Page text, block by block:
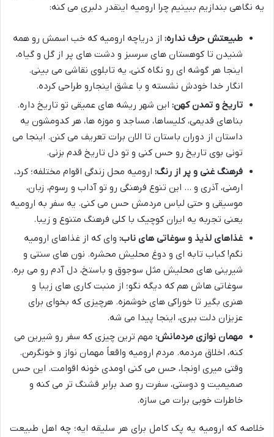
یه نگاهی بندازیم ببینیم چرا ارومیه اینقدر دلبری می کنه:
طبیعتش حرف نداره: از دریاچه ارومیه که خب اسمش رو همه
شنیدن تا کوهستان های سرسبز و دشت های پر از گل و گیاه،
اینجا هر گوشه ای رو نگاه کنی، یه تابلوی نقاشی می بینی.
انگار خدا خودش نشسته و با عشق اینجارو طراحی کرده.
تاریخ و تمدن کهن: این شهر ریشه های عمیقی تو تاریخ داره.
بناهای قدیمی، کلیساها، مساجد و موزه ها، هر کدومشون یه
داستان از دوران باستان تا الان برات تعریف می کنن. اینجا می
تونی بوی تاریخ رو حس کنی و تو دل تاریخ قدم بزنی.
فرهنگ غنی و پر از رنگ: ارومیه محل زندگی اقوام مختلفه؛ کرد،
ارمنی، آذری و … این تنوع فرهنگی رو تو آداب و رسوم، زبان،
موسیقی و حتی لباس مردمش حس می کنی. یه سفر به ارومیه
یعنی تجربه یه ایران کوچیک با کلی فرهنگ متنوع و زیبا.
غذاهای لذیذ و سوغاتی های ناب: وای که از غذاهای ارومیه
نگم! کباب تابه ای و دوغ محلیش محشره. نون های سنتی و
شیرینی های محلیش مثل سوجوق و باستخ، دل آدم رو می بره.
سوغاتی هاش هم که دیگه نگو؛ از منبت کاری های زیبا و
هنری بگیر تا خوراکی های خوشمزه. هرچیزی که بخوای برای
عزیزان دلت ببری، اینجا پیدا می شه.
مهمان نوازی مردمانش: مهم ترین چیزی که سفر رو شیرین می
کنه، اخلاق مردمه. مردم ارومیه واقعاً مهمان نواز و خونگرمن.
وقتی میری اونجا، حس می کنی اومدی خونه اقوامت. این حس
صمیمیت و دوستی، سفرت رو صد برابر قشنگ تر می کنه و
خاطرات خوبی برات می سازه.
خلاصه که ارومیه یه پک کامل برای هر سلیقه ایه؛ چه اهل طبیعت